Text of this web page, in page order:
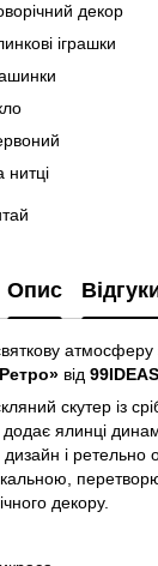
декор
іграшки
нитці
Опис
від 99IDEAS
скутер із
ялинці
і ретельно
декору.